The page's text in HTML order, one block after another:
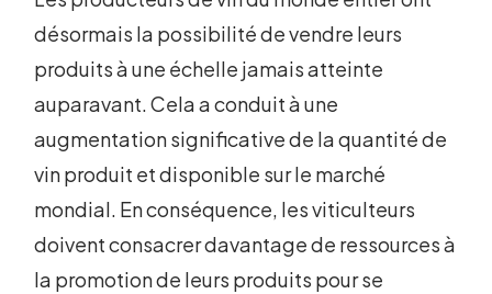
désormais la possibilité de vendre leurs
produits à une échelle jamais atteinte
auparavant. Cela a conduit à une
augmentation significative de la quantité de
vin produit et disponible sur le marché
mondial. En conséquence, les viticulteurs
doivent consacrer davantage de ressources à
la promotion de leurs produits pour se